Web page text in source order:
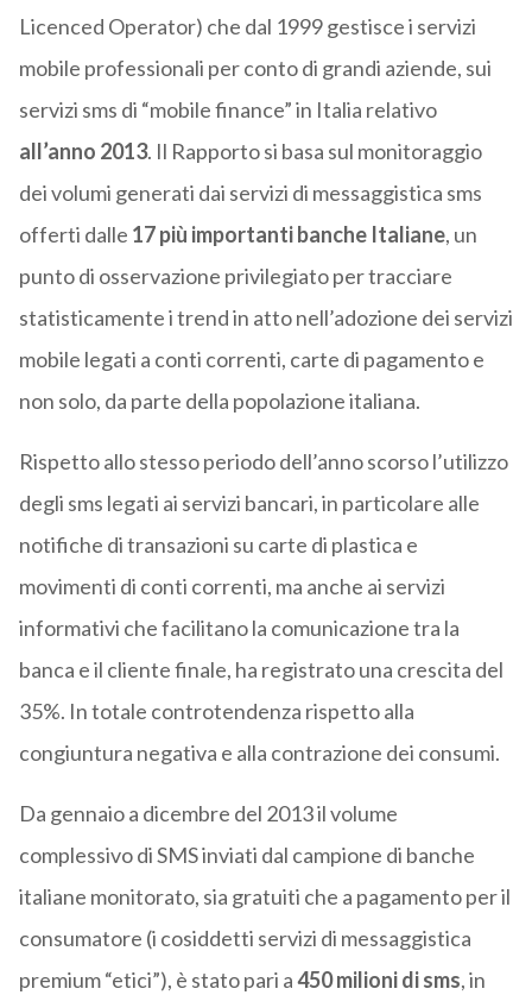
Licenced Operator) che dal 1999 gestisce i servizi
mobile professionali per conto di grandi aziende, sui
servizi sms di “mobile finance” in Italia relativo
all’anno 2013. Il Rapporto si basa sul monitoraggio
dei volumi generati dai servizi di messaggistica sms
offerti dalle 17 più importanti banche Italiane, un
punto di osservazione privilegiato per tracciare
statisticamente i trend in atto nell’adozione dei servizi
mobile legati a conti correnti, carte di pagamento e
non solo, da parte della popolazione italiana.
Rispetto allo stesso periodo dell’anno scorso l’utilizzo
degli sms legati ai servizi bancari, in particolare alle
notifiche di transazioni su carte di plastica e
movimenti di conti correnti, ma anche ai servizi
informativi che facilitano la comunicazione tra la
banca e il cliente finale, ha registrato una crescita del
35%. In totale controtendenza rispetto alla
congiuntura negativa e alla contrazione dei consumi.
Da gennaio a dicembre del 2013 il volume
complessivo di SMS inviati dal campione di banche
italiane monitorato, sia gratuiti che a pagamento per il
consumatore (i cosiddetti servizi di messaggistica
premium “etici”), è stato pari a450 milioni di sms, in